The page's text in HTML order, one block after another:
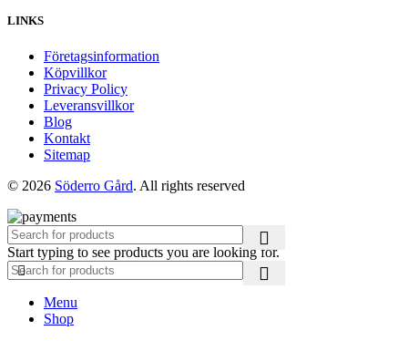
LINKS
Företagsinformation
Köpvillkor
Privacy Policy
Leveransvillkor
Blog
Kontakt
Sitemap
© 2026 Söderro Gård. All rights reserved
Start typing to see products you are looking for.
Menu
Shop